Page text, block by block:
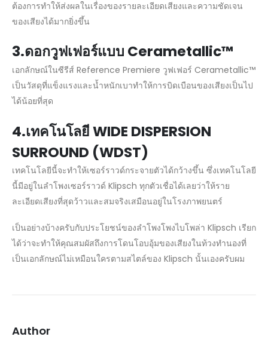
ต้องการทำให้ส่งผลในเรื่องของรายละเอียดเสียงและความชัดเจน
ของเสียงได้มากยิ่งขึ้น
3.ดอกวูฟเฟอร์แบบ Cerametallic™
เอกลักษณ์ในซีรีส์ Reference Premiere วูฟเฟอร์ Cerametallic™
เป็นวัสดุที่แข็งแรงและน้ำหนักเบาทำให้การบิดเบือนของเสียงเป็นไป
ได้น้อยที่สุด
4.เทคโนโลยี WIDE DISPERSION
SURROUND (WDST)
เทคโนโลยีนี้จะทำให้เซอร์ราวด์กระจายตัวได้กว้างขึ้น ซึ่งเทคโนโลยี
นี้มีอยู่ในลำโพงเซอร์ราวด์ Klipsch ทุกตัวเชื่อได้เลยว่าให้ราย
ละเอียดเสียงที่สุดว้าวและสมจริงเสมือนอยู่ในโรงภาพยนตร์
เป็นอย่างบ้างครับกับประโยชน์ของลำโพงโพงไบโพล่า Klipsch เรียก
ได้ว่าจะทำให้คุณสมผัสถึงการโดนโอบอุ้มของเสียงในท้วงทำนองที่
เป็นเอกลักษณ์ไม่เหมือนใครตามสไตล์ของ Klipsch นั้นเองครับผม
Author